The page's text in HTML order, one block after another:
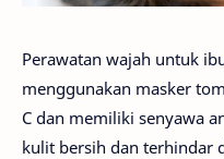
Perawatan wajah untuk
menggunakan masker
C dan memiliki senyawa
kulit bersih dan terhindar